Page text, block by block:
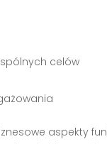
celów
aspekty